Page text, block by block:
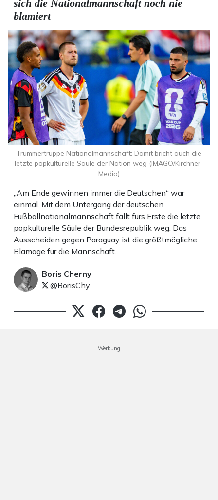
sich die Nationalmannschaft noch nie
blamiert
„Am Ende gewinnen immer die Deutschen“ war
einmal. Mit dem Untergang der deutschen
Fußballnationalmannschaft fällt fürs Erste die letzte
popkulturelle Säule der Bundesrepublik weg. Das
Ausscheiden gegen Paraguay ist die größtmögliche
Blamage für die Mannschaft.
Boris Cherny
@BorisChy
Trümmertruppe Nationalmannschaft: Damit bricht auch die
letzte popkulturelle Säule der Nation weg (IMAGO/Kirchner-
Media)
Werbung